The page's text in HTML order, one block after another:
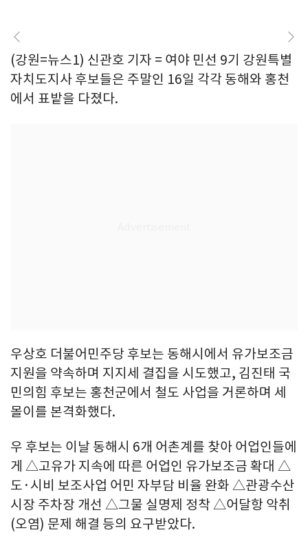
(강원=뉴스1) 신관호 기자 = 여야 민선 9기 강원특별
자치도지사 후보들은 주말인 16일 각각 동해와 홍천
에서 표밭을 다졌다.
우상호 더불어민주당 후보는 동해시에서 유가보조금
지원을 약속하며 지지세 결집을 시도했고, 김진태 국
민의힘 후보는 홍천군에서 철도 사업을 거론하며 세
몰이를 본격화했다.
우 후보는 이날 동해시 6개 어촌계를 찾아 어업인들에
게 △고유가 지속에 따른 어업인 유가보조금 확대 △
도·시비 보조사업 어민 자부담 비율 완화 △관광수산
시장 주차장 개선 △그물 실명제 정착 △어달항 악취
(오염) 문제 해결 등의 요구받았다.